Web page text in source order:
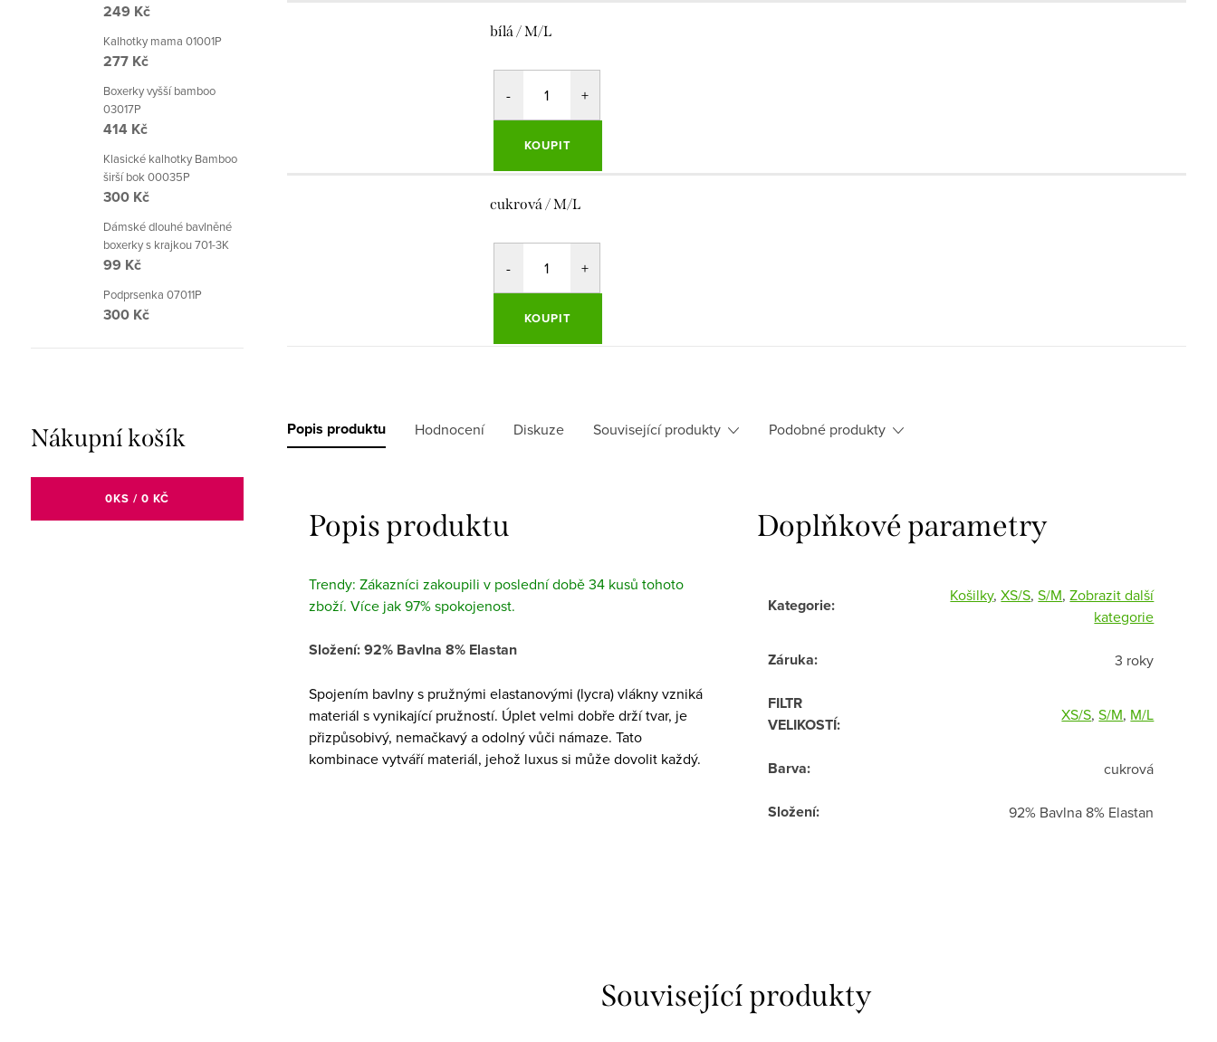
249 Kč
Kalhotky mama 01001P
277 Kč
Boxerky vyšší bamboo
03017P
414 Kč
Klasické kalhotky Bamboo
širší bok 00035P
300 Kč
Dámské dlouhé bavlněné
boxerky s krajkou 701-3K
99 Kč
Podprsenka 07011P
300 Kč
Nákupní košík
0KS / 0 KČ
bílá / M/L
KOUPIT
cukrová / M/L
KOUPIT
Popis produktu Hodnocení Diskuze Související produkty Podobné produkty
Popis produktu
Trendy: Zákazníci zakoupili v poslední době 34 kusů tohoto
zboží. Více jak 97% spokojenost.
Složení: 92% Bavlna 8% Elastan
Spojením bavlny s pružnými elastanovými (lycra) vlákny vzniká
materiál s vynikající pružností. Úplet velmi dobře drží tvar, je
přizpůsobivý, nemačkavý a odolný vůči námaze. Tato
kombinace vytváří materiál, jehož luxus si může dovolit každý.
Doplňkové parametry
Kategorie: Košilky,XS/S,S/M,Zobrazit další
kategorie
Záruka: 3 roky
FILTR
VELIKOSTÍ: XS/S,S/M, M/L
Barva: cukrová
Složení: 92% Bavlna 8% Elastan
Související produkty